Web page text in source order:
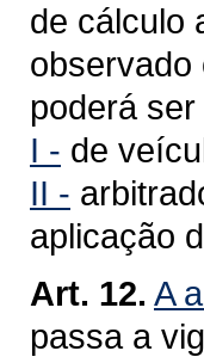
de cálculo
observado
poderá
I - de
II -
aplicação
Art. 12. A
passa a